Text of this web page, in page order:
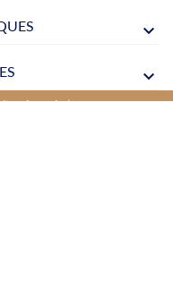
réservés |